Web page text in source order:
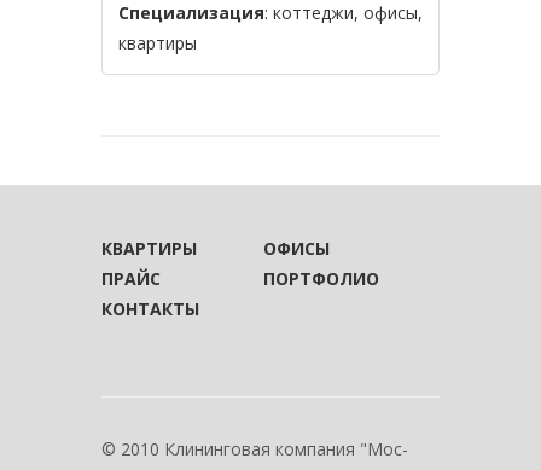
Специализация: коттеджи, офисы,
квартиры
КВАРТИРЫ
ОФИСЫ
ПРАЙС
ПОРТФОЛИО
КОНТАКТЫ
© 2010 Клининговая компания "Мос-